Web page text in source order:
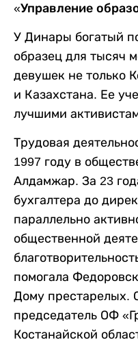
«Управление
У Динары богатый
образец для тысяч
девушек не только
и Казахстана. Ее
лучшими
Трудовая
1997 году в
Алдамжар. За 23
бухгалтера до
параллельно
общественной
помогала
Дому престарелых.
председатель ОФ
Костанайской